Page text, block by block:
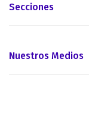
Secciones
Nuestros Medios